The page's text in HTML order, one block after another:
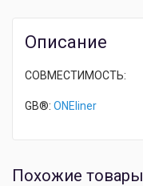
Описание
СОВМЕСТИМОСТЬ:
GB®: ONEliner
Похожие товары